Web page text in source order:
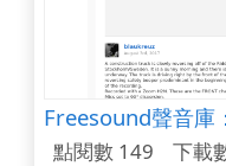
點閱數 149 下載